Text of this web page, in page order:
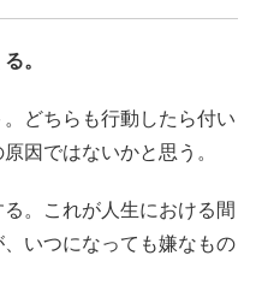
。
どちらも行動したら付い
因ではないかと思う。
。これが人生における間
いつになっても嫌なもの